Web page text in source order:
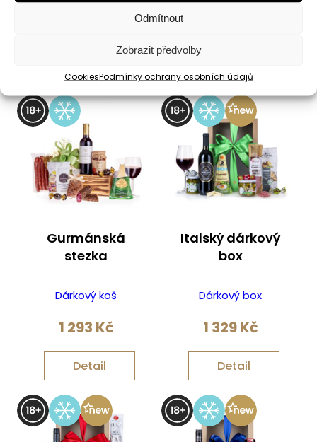
Odmítnout
Zobrazit předvolby
CookiesPodmínky ochrany osobních údajů
Gurmánská
stezka
Dárkový koš
1 293 Kč
Detail
Italský dárkový
box
Dárkový box
1 329Kč
Detail